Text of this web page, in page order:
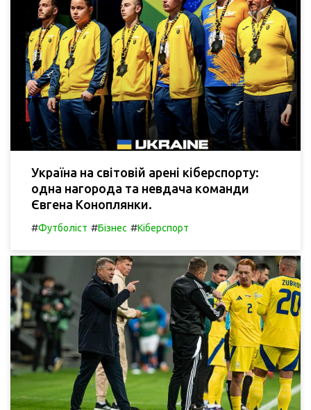
Україна на світовій арені кіберспорту:
одна нагорода та невдача команди
Євгена Коноплянки.
#Футболіст #Бізнес #Кіберспорт